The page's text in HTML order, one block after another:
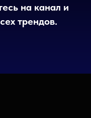
на канал и
трендов.